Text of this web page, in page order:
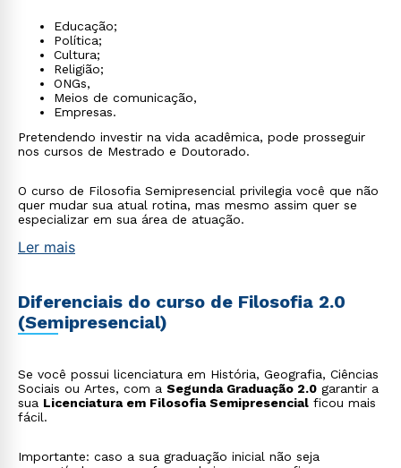
Educação;
Política;
Cultura;
Religião;
ONGs,
Meios de comunicação,
Empresas.
Pretendendo investir na vida acadêmica, pode prosseguir
nos cursos de Mestrado e Doutorado.
O curso de Filosofia Semipresencial privilegia você que não
quer mudar sua atual rotina, mas mesmo assim quer se
especializar em sua área de atuação.
Ler mais
Diferenciais do curso de Filosofia 2.0
(Semipresencial)
Se você possui licenciatura em História, Geografia, Ciências
Sociais ou Artes, com a Segunda Graduação 2.0 garantir a
sua Licenciatura em Filosofia Semipresencial ficou mais
fácil.
Importante: caso a sua graduação inicial não seja